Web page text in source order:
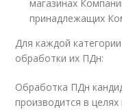
магазинах
принадлежащих
Для каждой
обработки их ПДн:
Обработка ПДн
производится в